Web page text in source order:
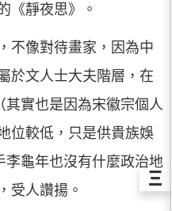
《靜夜思》。
不像對待畫家，因為中
於文人士大夫階層，在
其實也是因為宋徽宗個人
位較低，只是供貴族娛
李龜年也沒有什麼政治地
受人讚揚。
Ξ